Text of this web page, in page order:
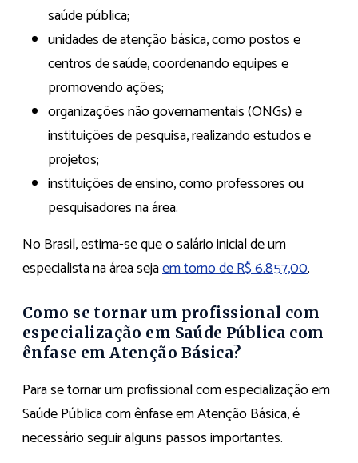
saúde pública;
unidades de atenção básica, como postos e
centros de saúde, coordenando equipes e
promovendo ações;
organizações não governamentais (ONGs) e
instituições de pesquisa, realizando estudos e
projetos;
instituições de ensino, como professores ou
pesquisadores na área.
No Brasil, estima-se que o salário inicial de um
especialista na área sejaem torno de R$ 6.857,00.
Como se tornar um profissional com
especialização em Saúde Pública com
ênfase em Atenção Básica?
Para se tornar um profissional com especialização em
Saúde Pública com ênfase em Atenção Básica, é
necessário seguir alguns passos importantes.